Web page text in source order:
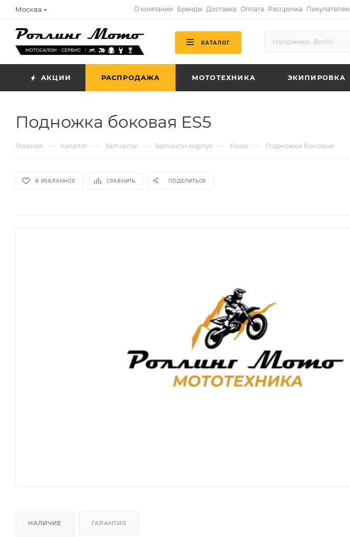
Москва О компании Бренды Доставка Оплата Рассрочка Покупателям
КАТАЛОГ
АКЦИИ РАСПРОДАЖА МОТОТЕХНИКА ЭКИПИРОВКА
Подножка боковая ES5
Главная — Каталог — Запчасти — Запчасти корпус — Рама — Подножки боковые
В ИЗБРАННОЕ СРАВНИТЬ ПОДЕЛИТЬСЯ
НАЛИЧИЕ ГАРАНТИЯ